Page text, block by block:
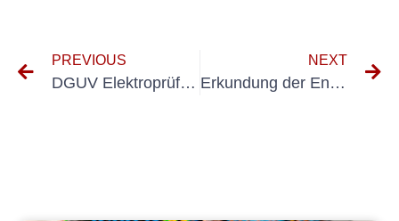
PREVIOUS
DGUV Elektroprüfung: Gewährleistung der elektrischen Sicherheit am Arbeitsplatz
NEXT
Erkundung der Entwicklung der DGUV-Standards für Elektrogeräte